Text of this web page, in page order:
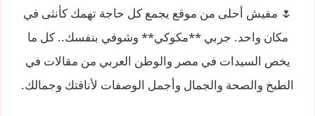
🌷 مفيش أحلى من موقع يجمع كل حاجة تهمك كأنثى في
مكان واحد. جربي **مكوكي** وشوفي بنفسك.. كل ما
يخص السيدات في مصر والوطن العربي من مقالات في
الطبخ والصحة والجمال وأجمل الوصفات لأناقتك وجمالك.